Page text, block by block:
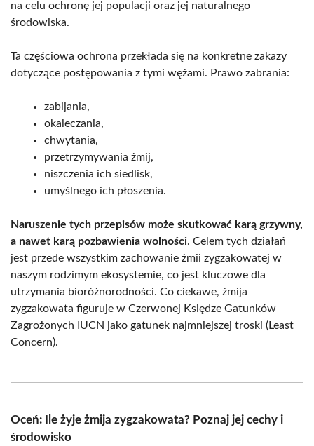
na celu ochronę jej populacji oraz jej naturalnego
środowiska.
Ta częściowa ochrona przekłada się na konkretne zakazy
dotyczące postępowania z tymi wężami. Prawo zabrania:
zabijania,
okaleczania,
chwytania,
przetrzymywania żmij,
niszczenia ich siedlisk,
umyślnego ich płoszenia.
Naruszenie tych przepisów może skutkować karą grzywny,
a nawet karą pozbawienia wolności. Celem tych działań
jest przede wszystkim zachowanie żmii zygzakowatej w
naszym rodzimym ekosystemie, co jest kluczowe dla
utrzymania bioróżnorodności. Co ciekawe, żmija
zygzakowata figuruje w Czerwonej Księdze Gatunków
Zagrożonych IUCN jako gatunek najmniejszej troski (Least
Concern).
Oceń: Ile żyje żmija zygzakowata? Poznaj jej cechy i
środowisko